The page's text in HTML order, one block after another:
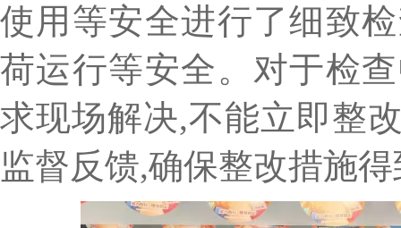
使用等安全进行了细致
荷运行等安全。对于检
求现场解决,不能立即整
监督反馈,确保整改措施